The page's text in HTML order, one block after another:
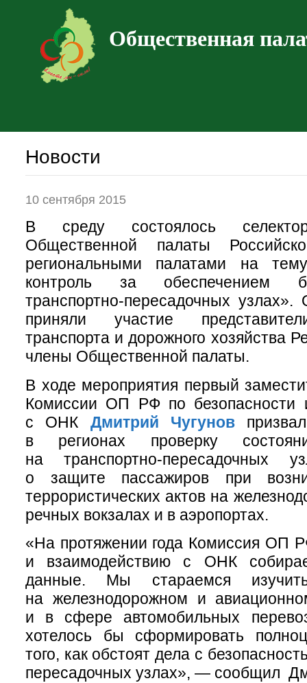
Общественная
Новости
10 сентября 2015
В среду состоялось
Общественной палаты
региональными палатами на
контроль за обеспечением
транспортно-пересадочных
приняли участие
транспорта и дорожного хозяйства
члены Общественной палаты.
В ходе мероприятия первый
Комиссии ОП РФ по безопасности
с ОНК Дмитрий Чугунов
в регионах проверку
на транспортно-пересадочных
о защите пассажиров при
террористических актов на
речных вокзалах и в аэропортах.
«На протяжении года Комиссия ОП
и взаимодействию с ОНК
данные. Мы стараемся
на железнодорожном и
и в сфере автомобильных
хотелось бы сформировать
того, как обстоят дела с
пересадочных узлах», — сообщил